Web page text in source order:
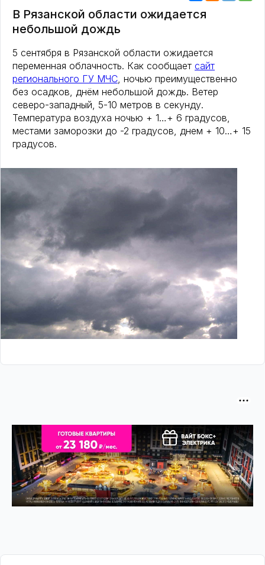
В Рязанской области ожидается
небольшой дождь
5 сентября в Рязанской области ожидается
переменная облачность. Как сообщает сайт
регионального ГУ МЧС, ночью преимущественно
без осадков, днём небольшой дождь. Ветер
северо-западный, 5-10 метров в секунду.
Температура воздуха ночью + 1…+ 6 градусов,
местами заморозки до -2 градусов, днем + 10…+ 15
градусов.